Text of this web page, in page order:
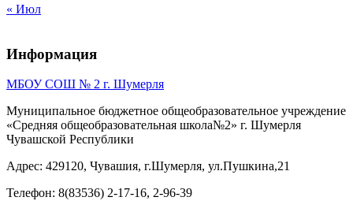
« Июл
Информация
МБОУ СОШ № 2 г. Шумерля
Муниципальное бюджетное общеобразовательное учреждение
«Средняя общеобразовательная школа№2» г. Шумерля
Чувашской Республики
Адрес: 429120, Чувашия, г.Шумерля, ул.Пушкина,21
Телефон: 8(83536) 2-17-16, 2-96-39